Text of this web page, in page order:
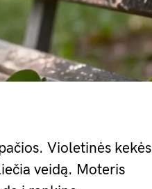
Violetinės kekės
veidą. Moteris